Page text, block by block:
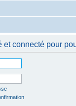
connecté pour